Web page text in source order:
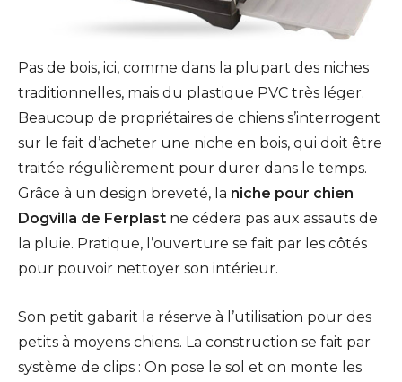
Pas de bois, ici, comme dans la plupart des niches
traditionnelles, mais du plastique PVC très léger.
Beaucoup de propriétaires de chiens s’interrogent
sur le fait d’acheter une niche en bois, qui doit être
traitée régulièrement pour durer dans le temps.
Grâce à un design breveté, la niche pour chien
Dogvilla de Ferplast ne cédera pas aux assauts de
la pluie. Pratique, l’ouverture se fait par les côtés
pour pouvoir nettoyer son intérieur.
Son petit gabarit la réserve à l’utilisation pour des
petits à moyens chiens. La construction se fait par
système de clips : On pose le sol et on monte les